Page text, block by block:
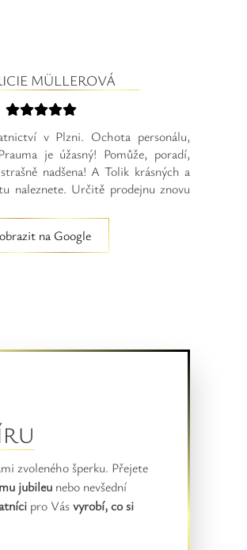
MÜLLEROVÁ
v Plzni. Ochota personálu,
je úžasný! Pomůže, poradí,
nadšena! A Tolik krásných a
naleznete. Určitě prodejnu znovu
na Google
zvoleného šperku. Přejete
jubileu nebo nevšední
pro Vásvyrobí, co si